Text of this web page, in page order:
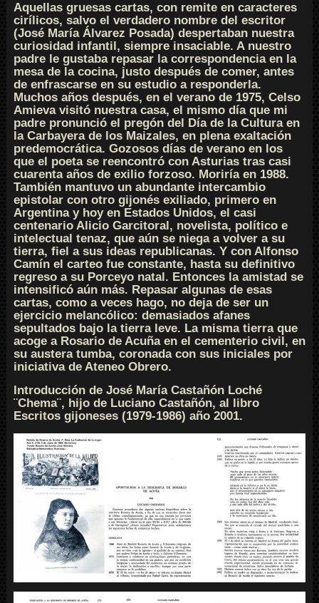
Aquellas gruesas cartas, con remite en caracteres
cirílicos, salvo el verdadero nombre del escritor
(José María Álvarez Posada) despertaban nuestra
curiosidad infantil, siempre insaciable. A nuestro
padre le gustaba repasar la correspondencia en la
mesa de la cocina, justo después de comer, antes
de enfrascarse en su estudio a responderla.
Muchos años después, en el verano de 1975, Celso
Amieva visitó nuestra casa, el mismo día que mi
padre pronunció el pregón del Día de la Cultura en
la Carbayera de los Maizales, en plena exaltación
predemocrática. Gozosos días de verano en los
que el poeta se reencontró con Asturias tras casi
cuarenta años de exilio forzoso. Moriría en 1988.
También mantuvo un abundante intercambio
epistolar con otro gijonés exiliado, primero en
Argentina y hoy en Estados Unidos, el casi
centenario Alicio Garcitoral, novelista, político e
intelectual tenaz, que aún se niega a volver a su
tierra, fiel a sus ideas republicanas. Y con Alfonso
Camín el carteo fue constante, hasta su definitivo
regreso a su Porceyo natal. Entonces la amistad se
intensificó aún más. Repasar algunas de esas
cartas, como a veces hago, no deja de ser un
ejercicio melancólico: demasiados afanes
sepultados bajo la tierra leve. La misma tierra que
acoge a Rosario de Acuña en el cementerio civil, en
su austera tumba, coronada con sus iniciales por
iniciativa de Ateneo Obrero.
Introducción de José María Castañón Loché
¨Chema¨, hijo de Luciano Castañón, al libro
Escritos gijoneses (1979-1986) año 2001.